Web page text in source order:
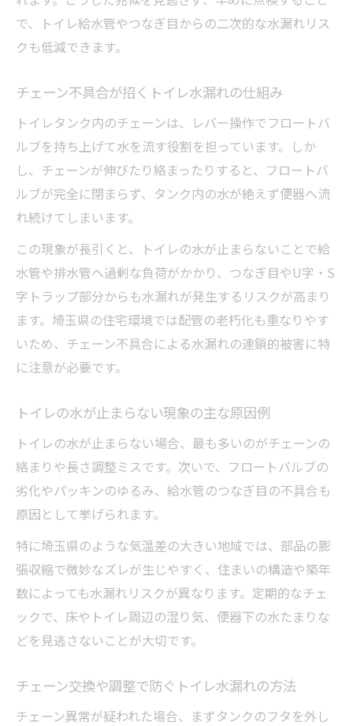
で、トイレ給水管やつなぎ目からの二次的な水漏れリス
クも低減できます。
チェーン不具合が招くトイレ水漏れの仕組み
トイレタンク内のチェーンは、レバー操作でフロートバ
ルブを持ち上げて水を流す役割を担っています。しか
し、チェーンが伸びたり絡まったりすると、フロートバ
ルブが完全に閉まらず、タンク内の水が絶えず便器へ流
れ続けてしまいます。
この現象が長引くと、トイレの水が止まらないことで給
水管や排水管へ過剰な負荷がかかり、つなぎ目やU字・S
字トラップ部分からも水漏れが発生するリスクが高まり
ます。埼玉県の住宅環境では配管の老朽化も重なりやす
いため、チェーン不具合による水漏れの連鎖的被害に特
に注意が必要です。
トイレの水が止まらない現象の主な原因例
トイレの水が止まらない場合、最も多いのがチェーンの
絡まりや長さ調整ミスです。次いで、フロートバルブの
劣化やパッキンのゆるみ、給水管のつなぎ目の不具合も
原因として挙げられます。
特に埼玉県のような気温差の大きい地域では、部品の膨
張収縮で微妙なズレが生じやすく、住まいの構造や築年
数によっても水漏れリスクが異なります。定期的なチェ
ックで、床やトイレ周辺の湿り気、便器下の水たまりな
どを見逃さないことが大切です。
チェーン交換や調整で防ぐトイレ水漏れの方法
チェーン異常が疑われた場合、まずタンクのフタを外し